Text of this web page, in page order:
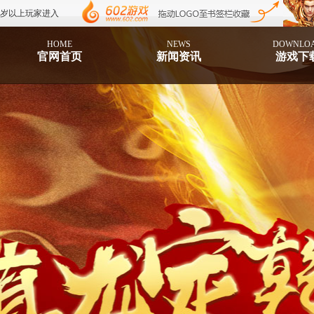
以上玩家进入
HOME
官网首页
NEWS
新闻资讯 游戏下